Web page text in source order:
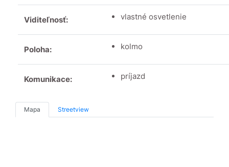
Viditeľnosť: vlastné osvetlenie
Poloha: kolmo
Komunikace: príjazd
Mapa Streetview